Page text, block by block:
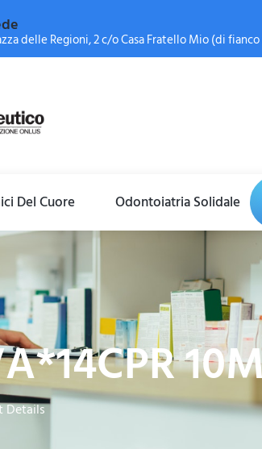
delle Regioni, 2 c/o Casa Fratello Mio (di
Del Cuore Odontoiatria Solidale
Details